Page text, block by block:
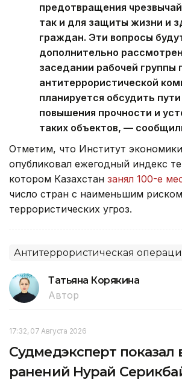
предотвращения
так и для защиты жизни и
граждан. Эти вопросы
дополнительно
заседании рабочей группы
антитеррористической
планируется обсудить
повышения прочности и
таких объектов, —
Отметим, что Институт
опубликовал ежегодный индекс
котором Казахстан занял 100-е
число стран с наименьшим риском
террористических угроз.
Антитеррористическая
Татьяна Корякина
Автор
17:32, 07 Августа 2026
Судмедэксперт показал
ранений Нурай